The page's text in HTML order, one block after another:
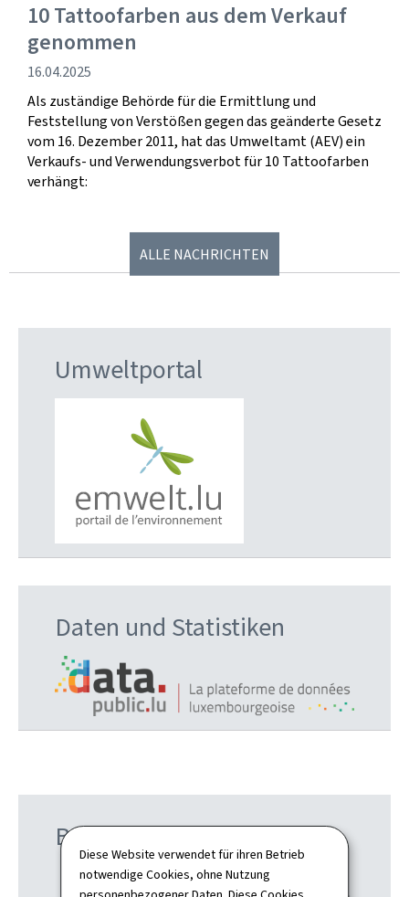
Diese Website verwendet für ihren Betrieb
notwendige Cookies, ohne Nutzung
10 Tattoofarben aus dem Verkauf
genommen
Veröffentlichung
16.04.2025
Als zuständige Behörde für die Ermittlung und
Feststellung von Verstößen gegen das geänderte Gesetz
vom 16. Dezember 2011, hat das Umweltamt (AEV) ein
Verkaufs- und Verwendungsverbot für 10 Tattoofarben
verhängt:
ALLE NACHRICHTEN
Umweltportal
Daten und Statistiken
Beschwerde einlegen